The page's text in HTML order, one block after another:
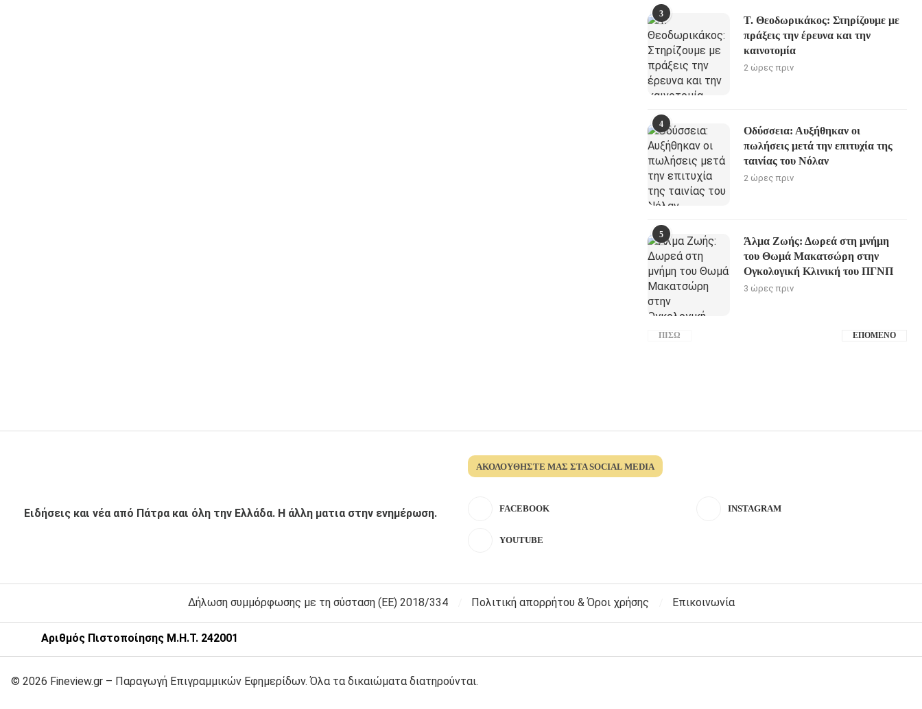
3
Τ. Θεοδωρικάκος: Στηρίζουμε με
πράξεις την έρευνα και την
καινοτομία
2 ώρες πριν
4
Οδύσσεια: Αυξήθηκαν οι
πωλήσεις μετά την επιτυχία της
ταινίας του Νόλαν
2 ώρες πριν
5
Άλμα Ζωής: Δωρεά στη μνήμη
του Θωμά Μακατσώρη στην
Ογκολογική Κλινική του ΠΓΝΠ
3 ώρες πριν
ΠΊΣΩ ΕΠΌΜΕΝΟ
Ειδήσεις και νέα από Πάτρα και όλη την Ελλάδα. Η άλλη ματια στην ενημέρωση.
ΑΚΟΛΟΥΘΉΣΤΕ ΜΑΣ ΣΤΑ SOCIAL MEDIA
FACEBOOK INSTAGRAM
YOUTUBE
Δήλωση συμμόρφωσης με τη σύσταση (ΕΕ) 2018/334 Πολιτική απορρήτου & Όροι χρήσης Επικοινωνία
Αριθμός Πιστοποίησης Μ.Η.Τ. 242001
© 2026 Fineview.gr – Παραγωγή Επιγραμμικών Εφημερίδων. Όλα τα δικαιώματα διατηρούνται.